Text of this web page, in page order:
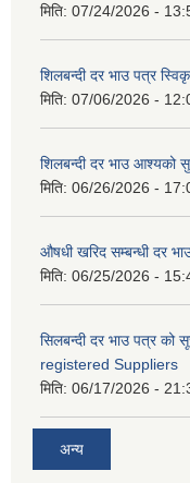
मिति: 07/24/2026 -
शिलबन्दी दर भाउ पत्र
मिति: 07/06/2026 -
शिलबन्दी दर भाउ आश्यको
मिति: 06/26/2026 -
औषधी खरिद सम्बन्धी दर
मिति: 06/25/2026 -
सिलबन्दी दर भाउ पत्र
registered Suppliers
मिति: 06/17/2026 -
अन्य